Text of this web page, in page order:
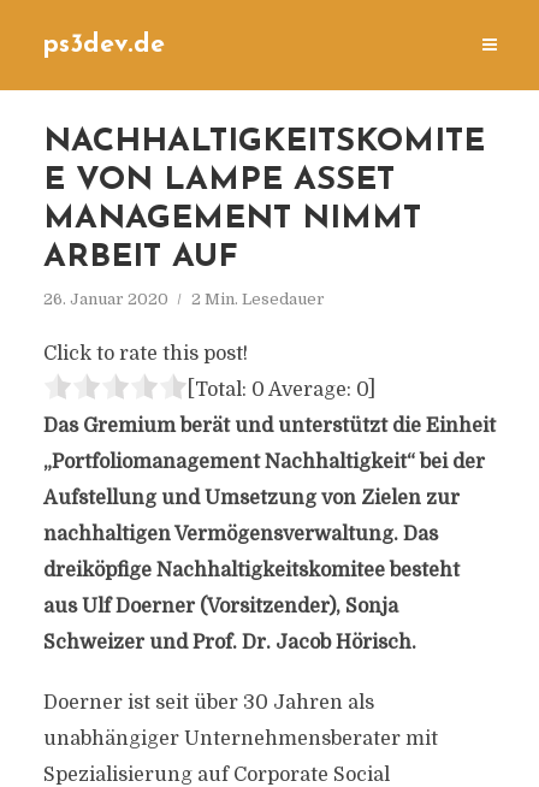
ps3dev.de
NACHHALTIGKEITSKOMITE
E VON LAMPE ASSET
MANAGEMENT NIMMT
ARBEIT AUF
26. Januar 2020 2 Min. Lesedauer
Click to rate this post!
[Total: 0 Average: 0]
Das Gremium berät und unterstützt die Einheit
„Portfoliomanagement Nachhaltigkeit“ bei der
Aufstellung und Umsetzung von Zielen zur
nachhaltigen Vermögensverwaltung. Das
dreiköpfige Nachhaltigkeitskomitee besteht
aus Ulf Doerner (Vorsitzender), Sonja
Schweizer und Prof. Dr. Jacob Hörisch.
Doerner ist seit über 30 Jahren als
unabhängiger Unternehmensberater mit
Spezialisierung auf Corporate Social